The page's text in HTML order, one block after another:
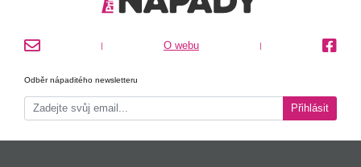
| O webu |
Odběr nápaditého newsletteru
Přihlásit